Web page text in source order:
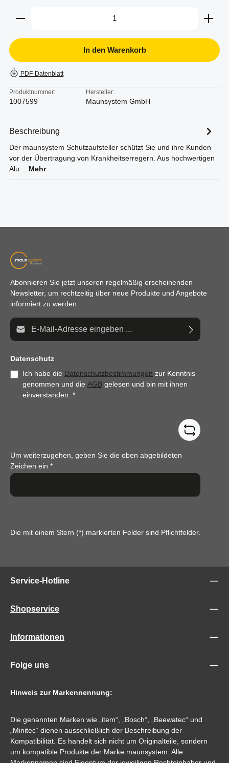
Produkt Anzahl: Gib den gewünschten Wert ein
In den Warenkorb
PDF-Datenblatt
Produktnummer:
1007599
Hersteller:
Maunsystem GmbH
Beschreibung
Der maunsystem Schutzaufsteller schützt Sie und ihre Kunden
vor der Übertragung von Krankheitserregern. Aus hochwertigen
Alu… Mehr
Abonnieren Sie jetzt unseren regelmäßig erscheinenden
Newsletter, um rechtzeitig über neue Produkte und Angebote
informiert zu werden.
E-Mail-Adresse*
Datenschutz
Ich habe die Datenschutzbestimmungen zur Kenntnis
genommen und die AGB gelesen und bin mit ihnen
einverstanden. *
Um weiterzugehen, geben Sie die oben abgebildeten
Zeichen ein *
Die mit einem Stern (*) markierten Felder sind Pflichtfelder.
Service-Hotline
Shopservice
Informationen
Folge uns
Hinweis zur Markennennung:
Die genannten Marken wie „item“, „Bosch“, „Beewatec“ und
„Minitec“ dienen ausschließlich der Beschreibung der
Kompatibilität. Es handelt sich nicht um Originalteile, sondern
um kompatible Produkte der Marke maunsystem. Alle